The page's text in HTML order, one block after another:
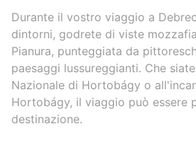
Durante il vostro viaggio a
dintorni, godrete di viste
Pianura, punteggiata da
paesaggi lussureggianti. Che
Nazionale di Hortobágy o
Hortobágy, il viaggio può essere
destinazione.